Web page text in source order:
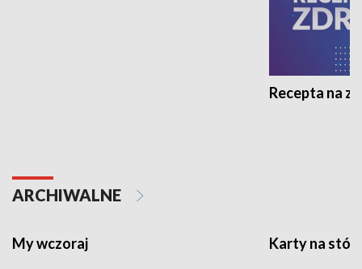
Recepta na
ARCHIWALNE
My wczoraj Karty na